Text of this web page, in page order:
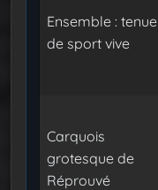
Ensemble : tenue
de sport vive
Carquois
grotesque de
Réprouvé